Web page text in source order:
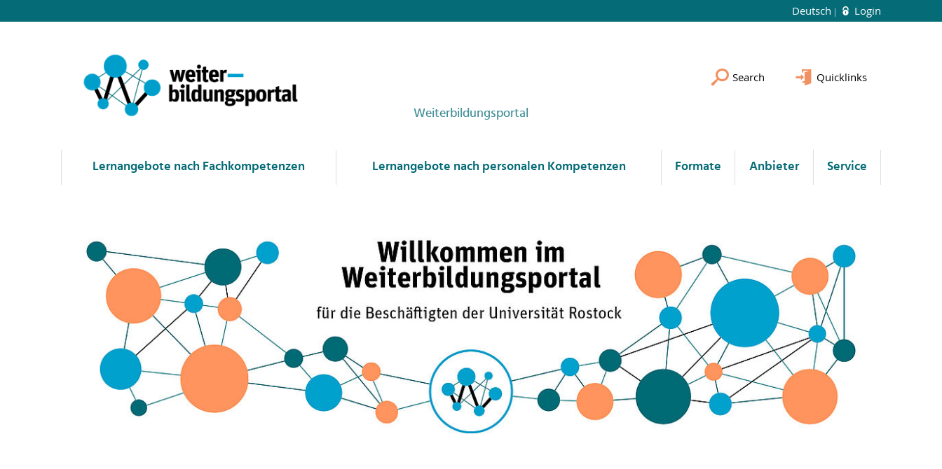
Deutsch Login
Weiterbildungsportal
Search Quicklinks
Lernangebote nach Fachkompetenzen Lernangebote nach personalen Kompetenzen Formate Anbieter Service